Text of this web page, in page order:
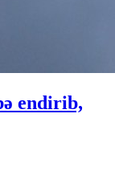
endirib,